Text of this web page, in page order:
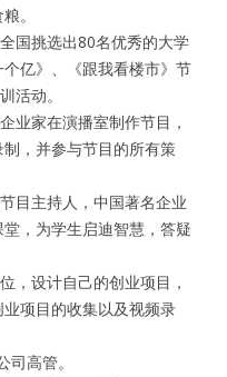
。
国挑选出80名优秀的大学
亿》、《跟我看楼市》节
活动。
业家在演播室制作节目，
，并参与节目的所有策
目主持人，中国著名企业
，为学生启迪智慧，答疑
，设计自己的创业项目，
项目的收集以及视频录
高管。